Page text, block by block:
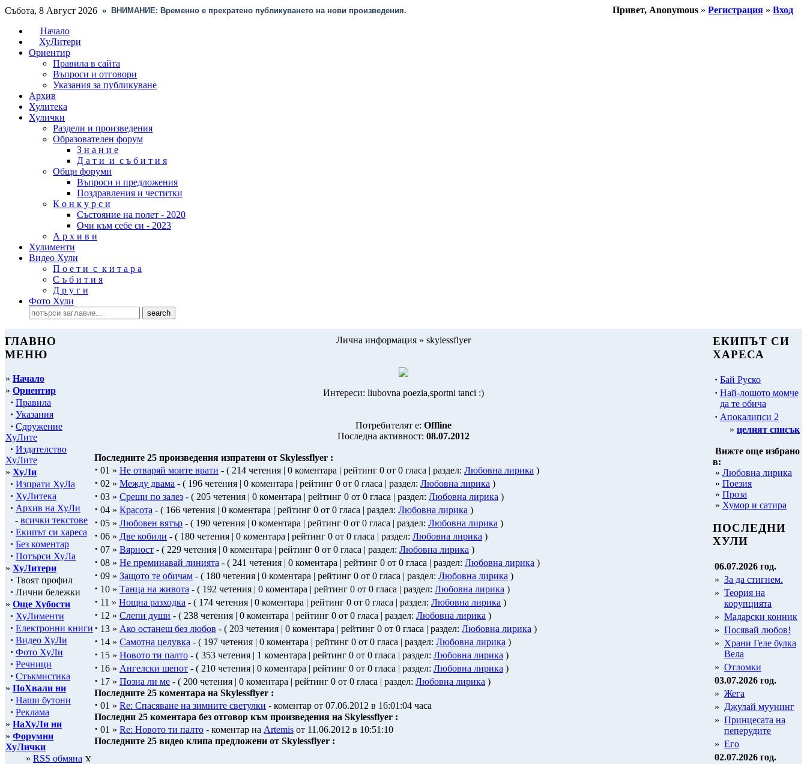
Събота, 8 Август 2026 » ВНИМАНИЕ: Временно е прекратено публикуването на нови произведения. Привет, Anonymous » Регистрация » Вход
Начало
ХуЛитери
Ориентир
Правила в сайта
Въпроси и отговори
Указания за публикуване
Архив
Хулитека
Хулички
Раздели и произведения
Образователен форум
З н а н и е
Д а т и и с ъ б и т и я
Общи форуми
Въпроси и предложения
Поздравления и честитки
К о н к у р с и
Състояние на полет - 2020
Очи към себе си - 2023
А р х и в и
Хулименти
Видео Хули
П о е т и с к и т а р а
С ъ б и т и я
Д р у г и
Фото Хули
ГЛАВНО
МЕНЮ
» Начало
» Ориентир
· Правила
· Указания
· Сдружение
ХуЛите
· Издателство
ХуЛите
» ХуЛи
· Изпрати ХуЛа
· ХуЛитека
· Архив на ХуЛи
- всички текстове
· Екипът си хареса
· Без коментар
· Потърси ХуЛа
» ХуЛитери
· Твоят профил
· Лични бележки
» Още Хубости
· ХуЛименти
· Електронни книги
· Видео ХуЛи
· Фото ХуЛи
· Речници
· Стъкмистика
» ПоХвали ни
· Наши бутони
· Реклама
» НаХуЛи ни
» Форумни
ХуЛички
» RSS обмяна
Лична информация » skylessflyer
Интереси: liubovna poezia,sportni tanci :)
Потребителят е: Offline
Последна активност: 08.07.2012
Последните 25 произведения изпратени от Skylessflyer :
· 01 » Не отваряй моите врати - ( 214 четения | 0 коментара | рейтинг 0 от 0 гласа | раздел: Любовна лирика )
· 02 » Между двама - ( 196 четения | 0 коментара | рейтинг 0 от 0 гласа | раздел: Любовна лирика )
· 03 » Срещи по залез - ( 205 четения | 0 коментара | рейтинг 0 от 0 гласа | раздел: Любовна лирика )
· 04 » Красота - ( 166 четения | 0 коментара | рейтинг 0 от 0 гласа | раздел: Любовна лирика )
· 05 » Любовен вятър - ( 190 четения | 0 коментара | рейтинг 0 от 0 гласа | раздел: Любовна лирика )
· 06 » Две кобили - ( 180 четения | 0 коментара | рейтинг 0 от 0 гласа | раздел: Любовна лирика )
· 07 » Вярност - ( 229 четения | 0 коментара | рейтинг 0 от 0 гласа | раздел: Любовна лирика )
· 08 » Не преминавай линията - ( 241 четения | 0 коментара | рейтинг 0 от 0 гласа | раздел: Любовна лирика )
· 09 » Защото те обичам - ( 180 четения | 0 коментара | рейтинг 0 от 0 гласа | раздел: Любовна лирика )
· 10 » Танца на живота - ( 192 четения | 0 коментара | рейтинг 0 от 0 гласа | раздел: Любовна лирика )
· 11 » Нощна разходка - ( 174 четения | 0 коментара | рейтинг 0 от 0 гласа | раздел: Любовна лирика )
· 12 » Слепи души - ( 238 четения | 0 коментара | рейтинг 0 от 0 гласа | раздел: Любовна лирика )
· 13 » Ако останеш без любов - ( 203 четения | 0 коментара | рейтинг 0 от 0 гласа | раздел: Любовна лирика )
· 14 » Самотна целувка - ( 197 четения | 0 коментара | рейтинг 0 от 0 гласа | раздел: Любовна лирика )
· 15 » Новото ти палто - ( 353 четения | 1 коментара | рейтинг 0 от 0 гласа | раздел: Любовна лирика )
· 16 » Ангелски шепот - ( 210 четения | 0 коментара | рейтинг 0 от 0 гласа | раздел: Любовна лирика )
· 17 » Позна ли ме - ( 200 четения | 0 коментара | рейтинг 0 от 0 гласа | раздел: Любовна лирика )
Последните 25 коментара на Skylessflyer :
· 01 » Re: Спасяване на зимните светулки - коментар от 07.06.2012 в 16:01:04 часа
Последни 25 коментара без отговор към произведения на Skylessflyer :
· 01 » Re: Новото ти палто - коментар на Artemis от 11.06.2012 в 10:51:10
Последните 25 видео клипа предложени от Skylessflyer :
ЕКИПЪТ СИ
ХАРЕСА
· Бай Руско
· Най-лошото момче
да те обича
· Апокалипси 2
» целият списък
Вижте още избрано
в:
» Любовна лирика
» Поезия
» Проза
» Хумор и сатира
ПОСЛЕДНИ
ХУЛИ
06.07.2026 год.
» За да стигнем.
» Теория на
корупцията
» Мадарски конник
» Посявай любов!
» Храни Геле булка
Вела
» Отломки
03.07.2026 год.
» Жега
» Джулай муунинг
» Принцесата на
пеперудите
» Его
02.07.2026 год.